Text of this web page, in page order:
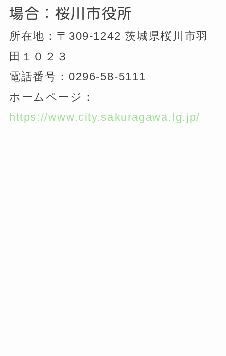
場合：桜川市役所
所在地：〒309-1242 茨城県桜川市羽
田１０２３
電話番号：0296-58-5111
ホームページ：
https://www.city.sakuragawa.lg.jp/